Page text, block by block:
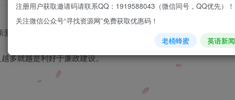
的爷爷”引向了监察部门，造就了一段“大义灭亲”的佳话。
多就越是利好于廉政建设。
注册用户获取邀请码请联系QQ：1919588043（微信同号，QQ优先）！
关注微信公众号“寻找资源网”免费获取优惠码！
老桶蜂蜜 英语新闻